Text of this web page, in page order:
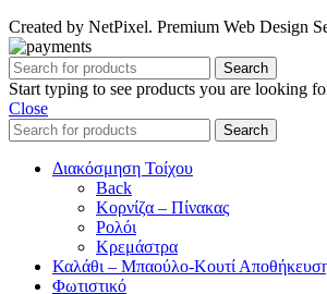
Created by NetPixel. Premium Web Design
Search
Start typing to see products you are looking
Close
Search
Διακόσμηση Τοίχου
Back
Κορνίζα – Πίνακας
Ρολόι
Κρεμάστρα
Καλάθι – Μπαούλο-Κουτί
Φωτιστικό